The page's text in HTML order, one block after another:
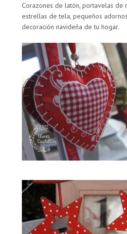
Corazones de latón, portavelas
estrellas de tela, pequeños
decoración navideña de tu hogar.